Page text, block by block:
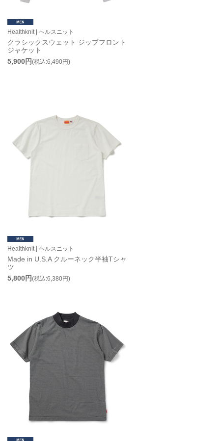
Healthknit | ヘルスニット
クラシックスウェット ジップフロント
ジャケット
5,900円(税込:6,490円)
Healthknit | ヘルスニット
Made in U.S.A クルーネック半袖Tシャ
ツ
5,800円(税込:6,380円)